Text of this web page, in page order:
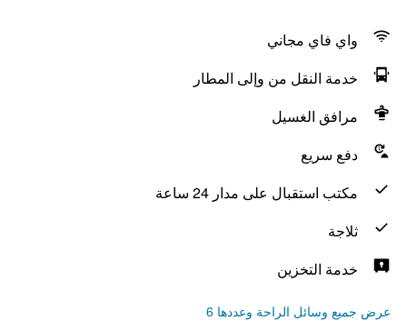
واي فاي مجاني
خدمة النقل من وإلى المطار
مرافق الغسيل
دفع سريع
مكتب استقبال على مدار 24 ساعة
ثلاجة
خدمة التخزين
عرض جميع وسائل الراحة وعددها 6